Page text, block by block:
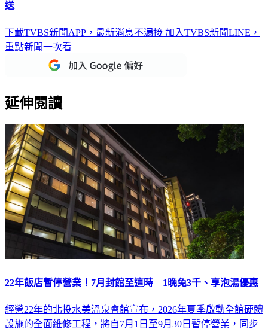
送
下載TVBS新聞APP，最新消息不漏接 加入TVBS新聞LINE，
重點新聞一次看
延伸閱讀
22年飯店暫停營業！7月封館至這時 1晚免3千、享泡湯優惠
經營22年的北投水美溫泉會館宣布，2026年夏季啟動全館硬體
設施的全面維修工程，將自7月1日至9月30日暫停營業，同步